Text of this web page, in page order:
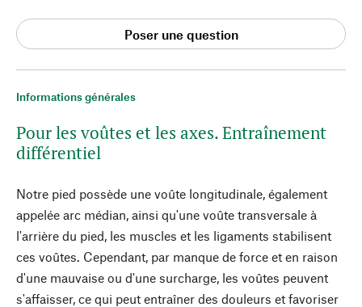
Informations générales
Pour les voûtes et les axes. Entraînement
différentiel
Notre pied possède une voûte longitudinale, également
appelée arc médian, ainsi qu'une voûte transversale à
l'arrière du pied, les muscles et les ligaments stabilisent
ces voûtes. Cependant, par manque de force et en raison
d'une mauvaise ou d'une surcharge, les voûtes peuvent
s'affaisser, ce qui peut entraîner des douleurs et favoriser
Poser une question